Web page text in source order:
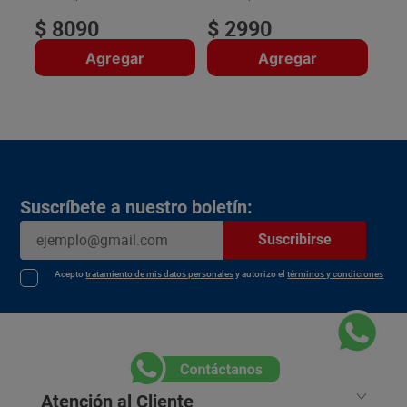
$ 8090
Agregar
$ 2990
Agregar
Suscríbete a nuestro boletín:
Suscribirse
Aceptotratamiento de mis datos personalesy autorizo eltérminos y condiciones
Atención al Cliente